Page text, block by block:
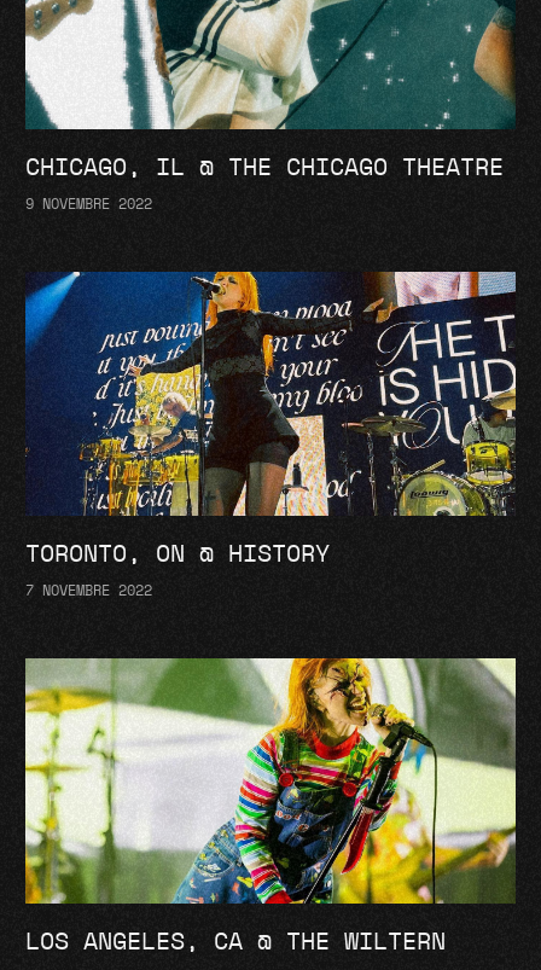
CHICAGO, IL @ THE CHICAGO THEATRE
9 NOVEMBRE 2022
TORONTO, ON @ HISTORY
7 NOVEMBRE 2022
LOS ANGELES, CA @ THE WILTERN